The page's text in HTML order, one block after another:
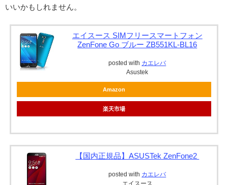
いいかもしれません。
エイスース SIMフリースマートフォン
ZenFone Go ブルー ZB551KL-BL16
posted with カエレバ
Asustek
Amazon
楽天市場
【国内正規品】ASUSTek ZenFone2
posted with カエレバ
エイスース